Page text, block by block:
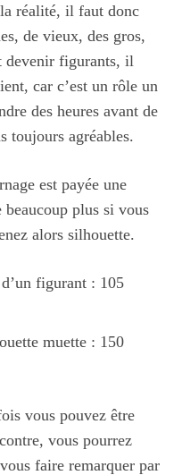
réalité, il faut donc
de vieux, des gros,
devenir figurants, il
car c’est un rôle un
des heures avant de
toujours agréables.
est payée une
beaucoup plus si vous
alors silhouette.
figurant : 105
muette : 150
vous pouvez être
vous pourrez
faire remarquer par